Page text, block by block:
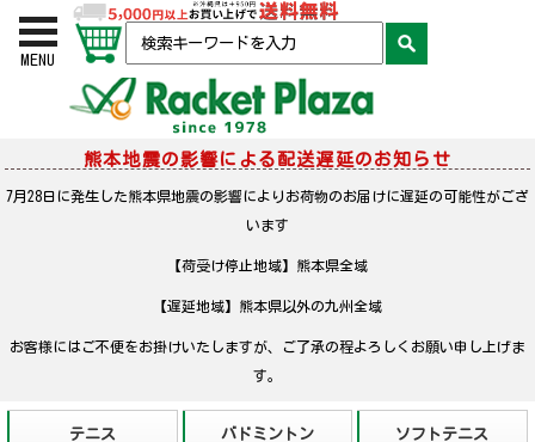
MENU
熊本地震の影響による配送遅延のお知らせ
7月28日に発生した熊本県地震の影響によりお荷物のお届けに遅延の可能性がござ
います
【荷受け停止地域】熊本県全域
【遅延地域】熊本県以外の九州全域
お客様にはご不便をお掛けいたしますが、ご了承の程よろしくお願い申し上げま
す。